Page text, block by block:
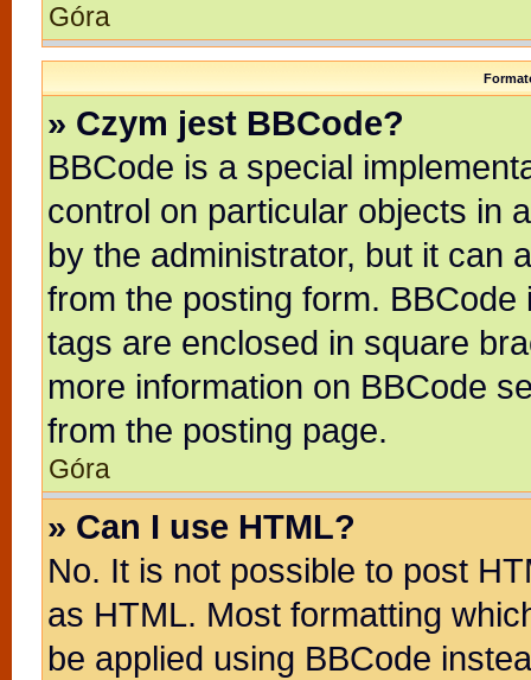
Góra
» Czym jest BBCode?
BBCode is a special
control on particular objects in
by the administrator, but it can
from the posting form.
tags are enclosed in square
more information on BBCode
from the posting page.
Góra
» Can I use HTML?
No. It is not possible to post
as HTML. Most formatting
be applied using BBCode